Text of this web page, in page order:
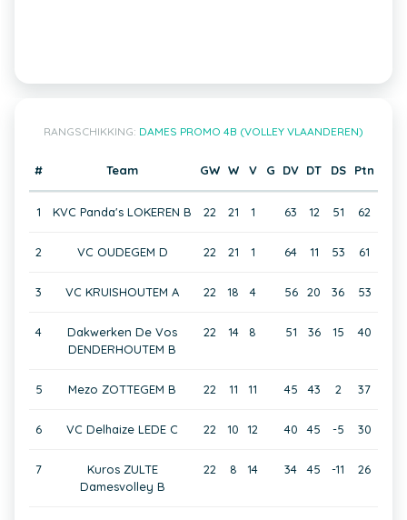
RANGSCHIKKING: DAMES PROMO 4B (VOLLEY VLAANDEREN)
# Team GW W V G DV DT DS Ptn
1 KVC Panda's LOKEREN B 22 21 1 63 12 51 62
2 VC OUDEGEM D 22 21 1 64 11 53 61
3 VC KRUISHOUTEM A 22 18 4 56 20 36 53
4
Dakwerken De Vos
DENDERHOUTEM B
22 14 8 51 36 15 40
5 Mezo ZOTTEGEM B 22 11 11 45 43 2 37
6 VC Delhaize LEDE C 22 10 12 40 45 -5 30
7
Kuros ZULTE
Damesvolley B
22 8 14 34 45 -11 26